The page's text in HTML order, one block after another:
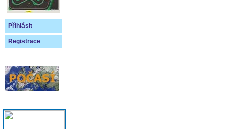
Přihlásit
Registrace